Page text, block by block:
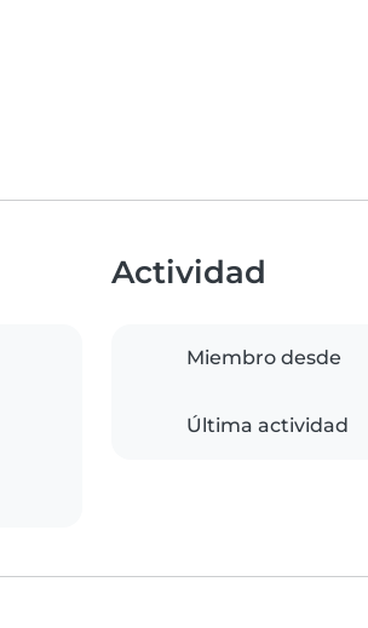
Actividad
Miembro desde
Última actividad